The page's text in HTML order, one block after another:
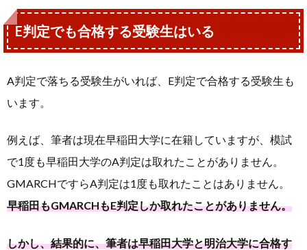
E判定でも合格する受験生はいる
A判定で落ちる受験生がいれば、E判定で合格する受験生も
います。
例えば、筆者は現在早稲田大学に在籍していますが、模試
で1度も早稲田大学のA判定は取れたことがありません。
GMARCHですらA判定は1度も取れたことはありません。
早稲田もGMARCHもE判定しか取れたことがありません。
しかし、結果的に、筆者は早稲田大学と明治大学に合格す